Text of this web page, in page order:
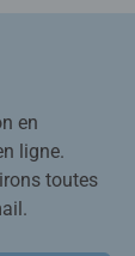
en
ligne.
toutes